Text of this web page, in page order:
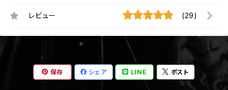
レビュー (29)
保存 シェア LINE ポスト